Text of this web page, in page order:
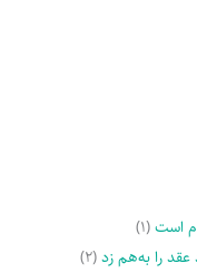
است(۱)
را به‌هم زد(۲)